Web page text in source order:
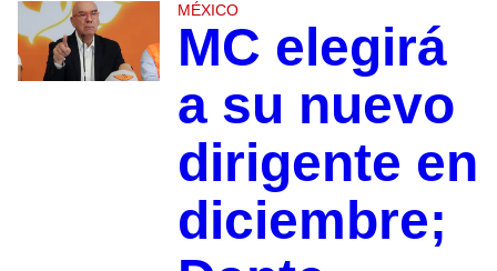
MÉXICO
MC elegirá
a su nuevo
dirigente en
diciembre;